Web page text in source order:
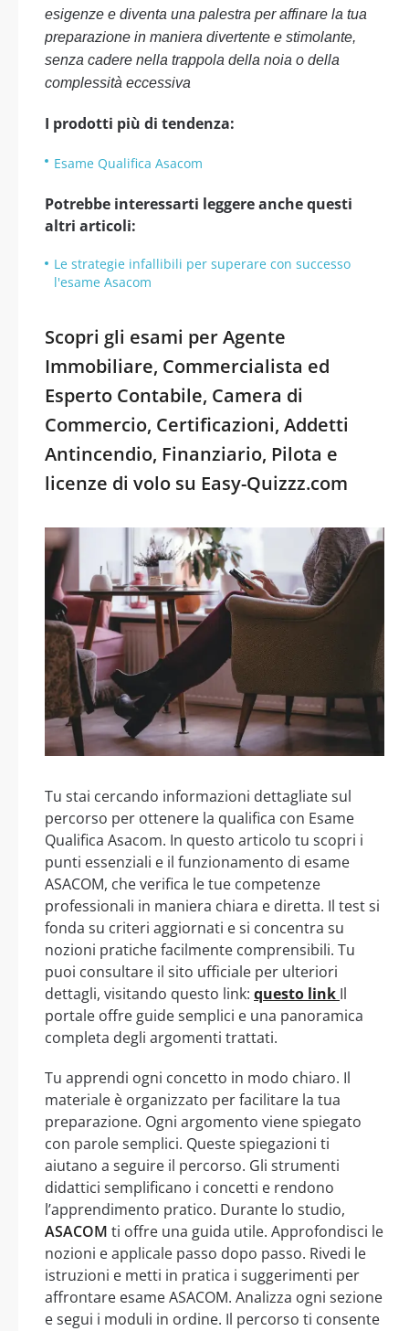
esigenze e diventa una palestra per affinare la tua
preparazione in maniera divertente e stimolante,
senza cadere nella trappola della noia o della
complessità eccessiva
I prodotti più di tendenza:
Esame Qualifica Asacom
Potrebbe interessarti leggere anche questi
altri articoli:
Le strategie infallibili per superare con successo
l'esame Asacom
Scopri gli esami per Agente
Immobiliare, Commercialista ed
Esperto Contabile, Camera di
Commercio, Certificazioni, Addetti
Antincendio, Finanziario, Pilota e
licenze di volo su Easy-Quizzz.com
Tu stai cercando informazioni dettagliate sul
percorso per ottenere la qualifica con Esame
Qualifica Asacom. In questo articolo tu scopri i
punti essenziali e il funzionamento di esame
ASACOM, che verifica le tue competenze
professionali in maniera chiara e diretta. Il test si
fonda su criteri aggiornati e si concentra su
nozioni pratiche facilmente comprensibili. Tu
puoi consultare il sito ufficiale per ulteriori
dettagli, visitando questo link: questo link Il
portale offre guide semplici e una panoramica
completa degli argomenti trattati.
Tu apprendi ogni concetto in modo chiaro. Il
materiale è organizzato per facilitare la tua
preparazione. Ogni argomento viene spiegato
con parole semplici. Queste spiegazioni ti
aiutano a seguire il percorso. Gli strumenti
didattici semplificano i concetti e rendono
l’apprendimento pratico. Durante lo studio,
ASACOM ti offre una guida utile. Approfondisci le
nozioni e applicale passo dopo passo. Rivedi le
istruzioni e metti in pratica i suggerimenti per
affrontare esame ASACOM. Analizza ogni sezione
e segui i moduli in ordine. Il percorso ti consente